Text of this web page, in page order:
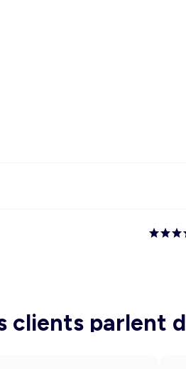
clients parlent